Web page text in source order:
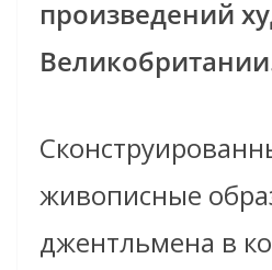
произведений
живописные
джентльмена в